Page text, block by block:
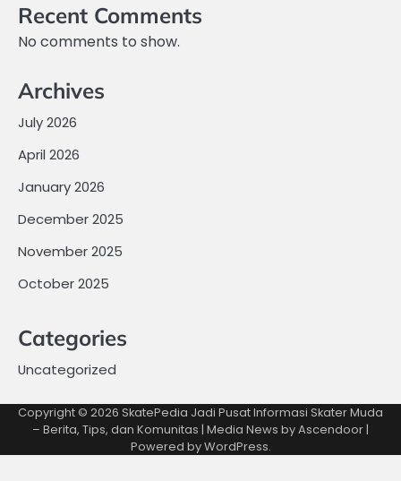
Recent Comments
No comments to show.
Archives
July 2026
April 2026
January 2026
December 2025
November 2025
October 2025
Categories
Uncategorized
Copyright © 2026 SkatePedia Jadi Pusat Informasi Skater Muda
– Berita, Tips, dan Komunitas | Media News byAscendoor|
Powered byWordPress.